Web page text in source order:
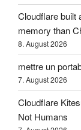
Cloudflare built
memory than
8. August 2026
mettre un
7. August 2026
Cloudflare
Not Humans